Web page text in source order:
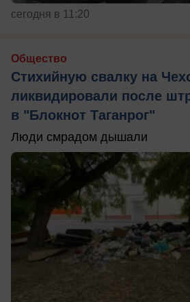
сегодня в 11:20
Общество
Стихийную свалку на
ликвидировали после
в "Блокнот Таганрог"
Люди смрадом дышали